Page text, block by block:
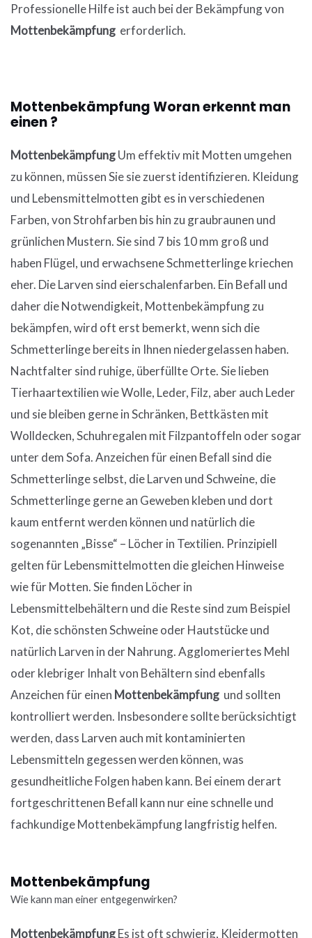
Professionelle Hilfe ist auch bei der Bekämpfung von
Mottenbekämpfung erforderlich.
Mottenbekämpfung Woran erkennt man
einen ?
MottenbekämpfungUm effektiv mit Motten umgehen
zu können, müssen Sie sie zuerst identifizieren. Kleidung
und Lebensmittelmotten gibt es in verschiedenen
Farben, von Strohfarben bis hin zu graubraunen und
grünlichen Mustern. Sie sind 7 bis 10 mm groß und
haben Flügel, und erwachsene Schmetterlinge kriechen
eher. Die Larven sind eierschalenfarben. Ein Befall und
daher die Notwendigkeit, Mottenbekämpfung zu
bekämpfen, wird oft erst bemerkt, wenn sich die
Schmetterlinge bereits in Ihnen niedergelassen haben.
Nachtfalter sind ruhige, überfüllte Orte. Sie lieben
Tierhaartextilien wie Wolle, Leder, Filz, aber auch Leder
und sie bleiben gerne in Schränken, Bettkästen mit
Wolldecken, Schuhregalen mit Filzpantoffeln oder sogar
unter dem Sofa. Anzeichen für einen Befall sind die
Schmetterlinge selbst, die Larven und Schweine, die
Schmetterlinge gerne an Geweben kleben und dort
kaum entfernt werden können und natürlich die
sogenannten „Bisse“ – Löcher in Textilien. Prinzipiell
gelten für Lebensmittelmotten die gleichen Hinweise
wie für Motten. Sie finden Löcher in
Lebensmittelbehältern und die Reste sind zum Beispiel
Kot, die schönsten Schweine oder Hautstücke und
natürlich Larven in der Nahrung. Agglomeriertes Mehl
oder klebriger Inhalt von Behältern sind ebenfalls
Anzeichen für einen Mottenbekämpfung und sollten
kontrolliert werden. Insbesondere sollte berücksichtigt
werden, dass Larven auch mit kontaminierten
Lebensmitteln gegessen werden können, was
gesundheitliche Folgen haben kann. Bei einem derart
fortgeschrittenen Befall kann nur eine schnelle und
fachkundige Mottenbekämpfung langfristig helfen.
Mottenbekämpfung
Wie kann man einer entgegenwirken?
MottenbekämpfungEs ist oft schwierig, Kleidermotten